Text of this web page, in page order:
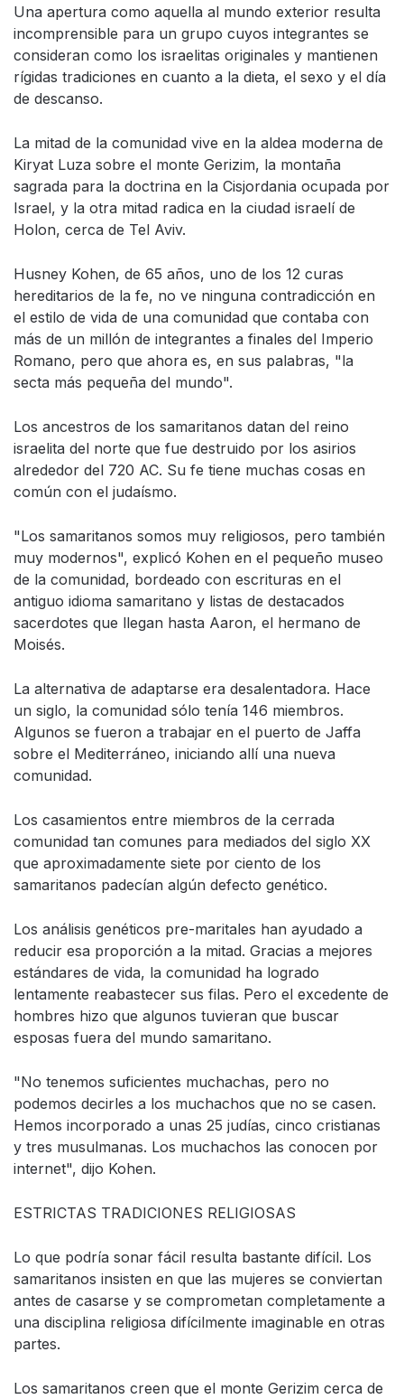
Una apertura como aquella al mundo exterior resulta
incomprensible para un grupo cuyos integrantes se
consideran como los israelitas originales y mantienen
rígidas tradiciones en cuanto a la dieta, el sexo y el día
de descanso.
La mitad de la comunidad vive en la aldea moderna de
Kiryat Luza sobre el monte Gerizim, la montaña
sagrada para la doctrina en la Cisjordania ocupada por
Israel, y la otra mitad radica en la ciudad israelí de
Holon, cerca de Tel Aviv.
Husney Kohen, de 65 años, uno de los 12 curas
hereditarios de la fe, no ve ninguna contradicción en
el estilo de vida de una comunidad que contaba con
más de un millón de integrantes a finales del Imperio
Romano, pero que ahora es, en sus palabras, "la
secta más pequeña del mundo".
Los ancestros de los samaritanos datan del reino
israelita del norte que fue destruido por los asirios
alrededor del 720 AC. Su fe tiene muchas cosas en
común con el judaísmo.
"Los samaritanos somos muy religiosos, pero también
muy modernos", explicó Kohen en el pequeño museo
de la comunidad, bordeado con escrituras en el
antiguo idioma samaritano y listas de destacados
sacerdotes que llegan hasta Aaron, el hermano de
Moisés.
La alternativa de adaptarse era desalentadora. Hace
un siglo, la comunidad sólo tenía 146 miembros.
Algunos se fueron a trabajar en el puerto de Jaffa
sobre el Mediterráneo, iniciando allí una nueva
comunidad.
Los casamientos entre miembros de la cerrada
comunidad tan comunes para mediados del siglo XX
que aproximadamente siete por ciento de los
samaritanos padecían algún defecto genético.
Los análisis genéticos pre-maritales han ayudado a
reducir esa proporción a la mitad. Gracias a mejores
estándares de vida, la comunidad ha logrado
lentamente reabastecer sus filas. Pero el excedente de
hombres hizo que algunos tuvieran que buscar
esposas fuera del mundo samaritano.
"No tenemos suficientes muchachas, pero no
podemos decirles a los muchachos que no se casen.
Hemos incorporado a unas 25 judías, cinco cristianas
y tres musulmanas. Los muchachos las conocen por
internet", dijo Kohen.
ESTRICTAS TRADICIONES RELIGIOSAS
Lo que podría sonar fácil resulta bastante difícil. Los
samaritanos insisten en que las mujeres se conviertan
antes de casarse y se comprometan completamente a
una disciplina religiosa difícilmente imaginable en otras
partes.
Los samaritanos creen que el monte Gerizim cerca de